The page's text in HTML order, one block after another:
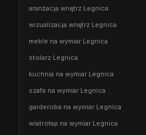
aranżacja wnętrz Legnica
wizualizacja wnętrz Legnica
meble na wymiar Legnica
stolarz Legnica
kuchnia na wymiar Legnica
szafa na wymiar Legnica
garderoba na wymiar Legnica
wiatrołap na wymiar Legnica